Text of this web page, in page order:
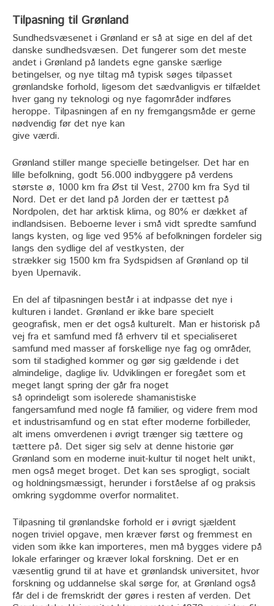
Tilpasning til Grønland
Sundhedsvæsenet i Grønland er så at sige en del af det
danske sundhedsvæsen. Det fungerer som det meste
andet i Grønland på landets egne ganske særlige
betingelser, og nye tiltag må typisk søges tilpasset
grønlandske forhold, ligesom det sædvanligvis er tilfældet
hver gang ny teknologi og nye fagområder indføres
heroppe. Tilpasningen af en ny fremgangsmåde er gerne
nødvendig før det nye kan
give værdi.
Grønland stiller mange specielle betingelser. Det har en
lille befolkning, godt 56.000 indbyggere på verdens
største ø, 1000 km fra Øst til Vest, 2700 km fra Syd til
Nord. Det er det land på Jorden der er tættest på
Nordpolen, det har arktisk klima, og 80% er dækket af
indlandsisen. Beboerne lever i små vidt spredte samfund
langs kysten, og lige ved 95% af befolkningen fordeler sig
langs den sydlige del af vestkysten, der
strækker sig 1500 km fra Sydspidsen af Grønland op til
byen Upernavik.
En del af tilpasningen består i at indpasse det nye i
kulturen i landet. Grønland er ikke bare specielt
geografisk, men er det også kulturelt. Man er historisk på
vej fra et samfund med få erhverv til et specialiseret
samfund med masser af forskellige nye fag og områder,
som til stadighed kommer og gør sig gældende i det
almindelige, daglige liv. Udviklingen er foregået som et
meget langt spring der går fra noget
så oprindeligt som isolerede shamanistiske
fangersamfund med nogle få familier, og videre frem mod
et industrisamfund og en stat efter moderne forbilleder,
alt imens omverdenen i øvrigt trænger sig tættere og
tættere på. Det siger sig selv at denne historie gør
Grønland som en moderne inuit-kultur til noget helt unikt,
men også meget broget. Det kan ses sprogligt, socialt
og holdningsmæssigt, herunder i forståelse af og praksis
omkring sygdomme overfor normalitet.
Tilpasning til grønlandske forhold er i øvrigt sjældent
nogen triviel opgave, men kræver først og fremmest en
viden som ikke kan importeres, men må bygges videre på
lokale erfaringer og kræver lokal forskning. Det er en
væsentlig grund til at have et grønlandsk universitet, hvor
forskning og uddannelse skal sørge for, at Grønland også
får del i de fremskridt der gøres i resten af verden. Det